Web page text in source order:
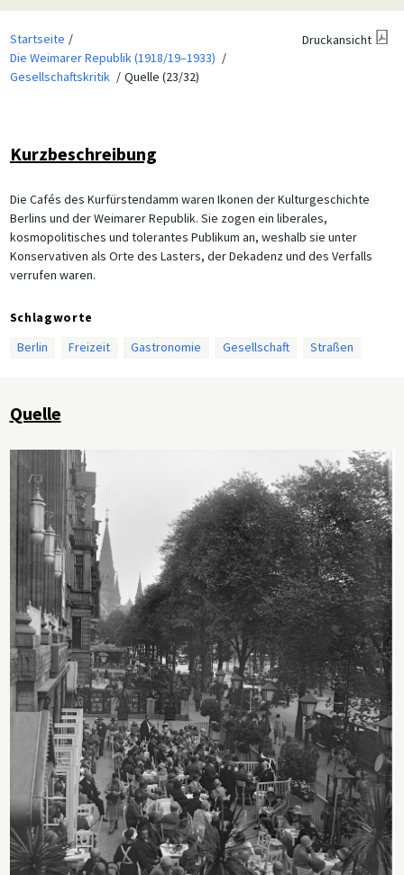
Startseite
Die Weimarer Republik (1918/19–1933)
Gesellschaftskritik
Quelle (23/32)
Druckansicht
Kurzbeschreibung
Die Cafés des Kurfürstendamm waren Ikonen der Kulturgeschichte
Berlins und der Weimarer Republik. Sie zogen ein liberales,
kosmopolitisches und tolerantes Publikum an, weshalb sie unter
Konservativen als Orte des Lasters, der Dekadenz und des Verfalls
verrufen waren.
Schlagworte
Berlin
Freizeit Gastronomie Gesellschaft Straßen
Quelle